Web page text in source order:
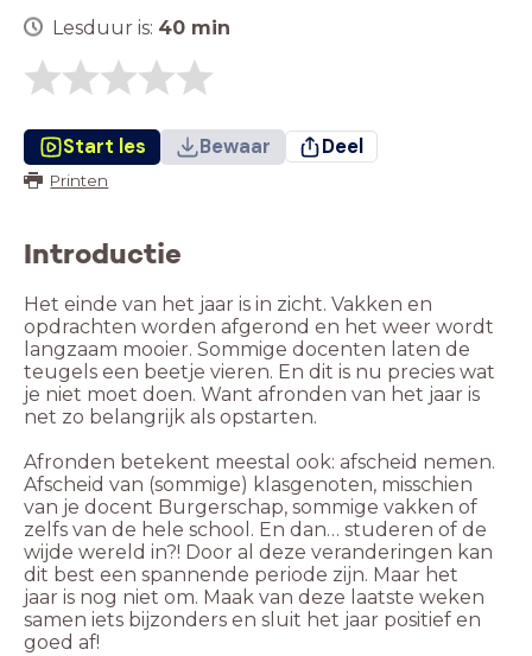
Lesduur is: 40 min
Start les Bewaar Deel
Printen
Introductie
Het einde van het jaar is in zicht. Vakken en
opdrachten worden afgerond en het weer wordt
langzaam mooier. Sommige docenten laten de
teugels een beetje vieren. En dit is nu precies wat
je niet moet doen. Want afronden van het jaar is
net zo belangrijk als opstarten.
Afronden betekent meestal ook: afscheid nemen.
Afscheid van (sommige) klasgenoten, misschien
van je docent Burgerschap, sommige vakken of
zelfs van de hele school. En dan… studeren of de
wijde wereld in?! Door al deze veranderingen kan
dit best een spannende periode zijn. Maar het
jaar is nog niet om. Maak van deze laatste weken
samen iets bijzonders en sluit het jaar positief en
goed af!